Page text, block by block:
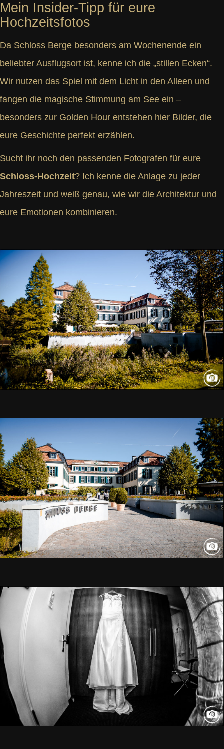
Mein Insider-Tipp für eure
Hochzeitsfotos
Da Schloss Berge besonders am Wochenende ein
beliebter Ausflugsort ist, kenne ich die „stillen Ecken“.
Wir nutzen das Spiel mit dem Licht in den Alleen und
fangen die magische Stimmung am See ein –
besonders zur Golden Hour entstehen hier Bilder, die
eure Geschichte perfekt erzählen.
Sucht ihr noch den passenden Fotografen für eure
Schloss-Hochzeit? Ich kenne die Anlage zu jeder
Jahreszeit und weiß genau, wie wir die Architektur und
eure Emotionen kombinieren.